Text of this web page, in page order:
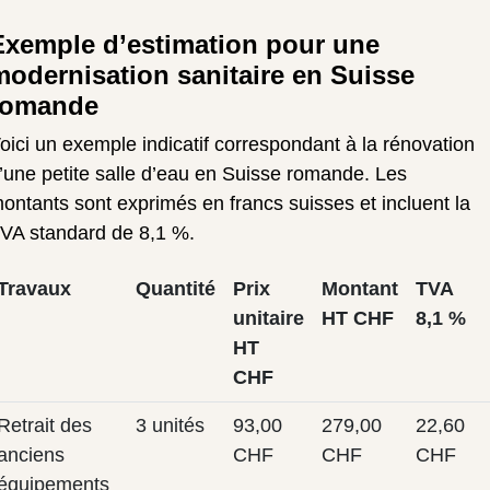
d’estimation pour une
sanitaire en Suisse
un exemple indicatif correspondant à la rénovation
petite salle d’eau en Suisse romande. Les
sont exprimés en francs suisses et incluent la
standard de 8,1 %.
Quantité
Prix
unitaire
HT
CHF
Montant
HT CHF
TVA
8,1 %
des
3 unités
93,00
CHF
279,00
CHF
22,60
CHF